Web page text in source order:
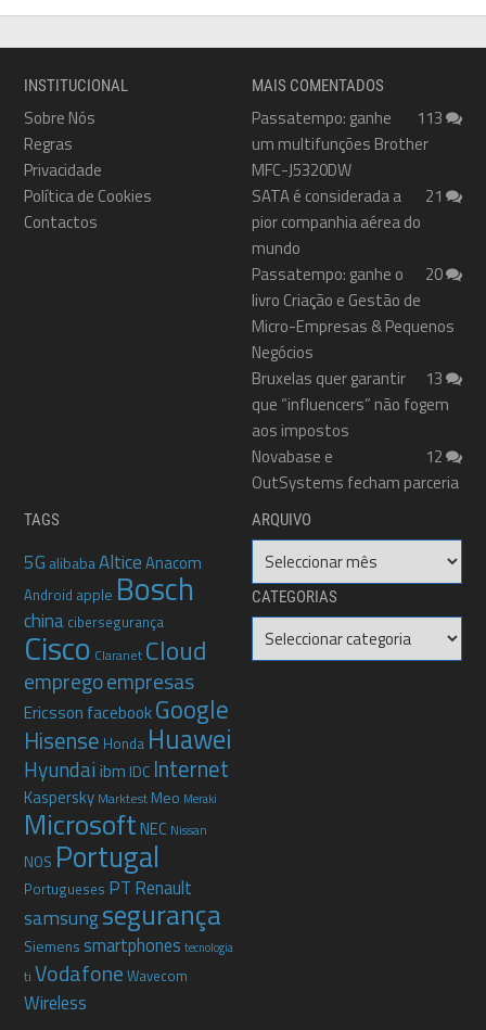
INSTITUCIONAL
Sobre Nós
Regras
Privacidade
Política de Cookies
Contactos
MAIS COMENTADOS
113
Passatempo: ganhe
um multifunções Brother
MFC-J5320DW
21
SATA é considerada a
pior companhia aérea do
mundo
20
Passatempo: ganhe o
livro Criação e Gestão de
Micro-Empresas & Pequenos
Negócios
13
Bruxelas quer garantir
que “influencers” não fogem
aos impostos
12
Novabase e
OutSystems fecham parceria
TAGS
5G alibabaAlticeAnacom
Android apple Bosch
china cibersegurança
Cisco Claranet Cloud
empregoempresas
Ericsson facebookGoogle
Hisense Honda Huawei
Hyundai ibm IDC Internet
Kaspersky Marktest Meo Meraki
MicrosoftNEC Nissan
NOS Portugal
Portugueses PT Renault
samsungsegurança
Siemenssmartphones tecnologia
ti Vodafone Wavecom
Wireless
ARQUIVO
Arquivo
CATEGORIAS
Categorias